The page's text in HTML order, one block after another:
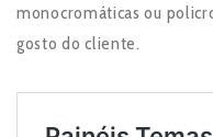
monocromáticas ou
gosto do cliente.